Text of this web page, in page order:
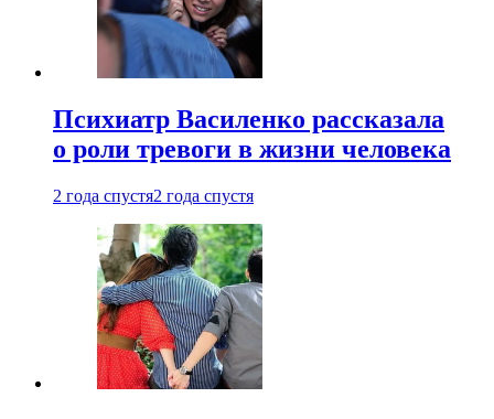
Психиатр Василенко рассказала
о роли тревоги в жизни человека
2 года спустя2 года спустя